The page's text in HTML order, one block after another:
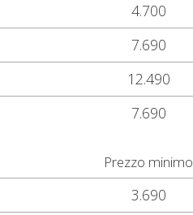
4.700
7.690
12.490
7.690
Prezzo minimo
3.690